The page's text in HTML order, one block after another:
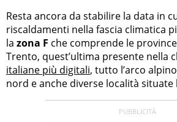
Resta ancora da stabilire la data in
riscaldamenti nella fascia climatica
la zona F che comprende le
Trento, quest’ultima presente nella
italiane più digitali, tutto l’arco
nord e anche diverse località